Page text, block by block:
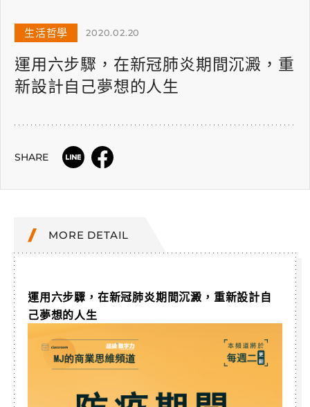
生活哲學 2020.02.20
運用六步驟，在新冠肺炎期間沉澱，重
新設計自己夢想的人生
SHARE
MORE DETAIL
運用六步驟，在新冠肺炎期間沉澱，重新設計自
己夢想的人生